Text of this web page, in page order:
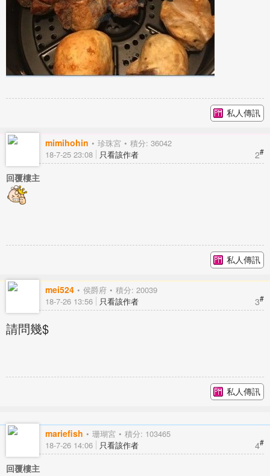
私人傳訊
mimihohin 珍珠宮 積分: 36042
2#
18-7-25 23:08 只看該作者
回覆樓主
私人傳訊
mei524 侯爵府 積分: 20039
3#
18-7-26 13:56 只看該作者
請問幾$
私人傳訊
mariefish 珊瑚宮 積分: 103465
4#
18-7-26 14:06 只看該作者
回覆樓主